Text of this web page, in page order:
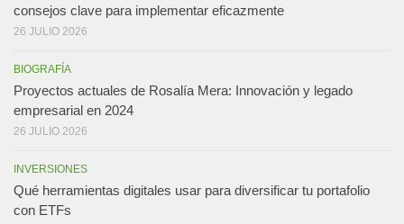
consejos clave para implementar eficazmente
26 JULIO 2026
BIOGRAFÍA
Proyectos actuales de Rosalía Mera: Innovación y legado
empresarial en 2024
26 JULIO 2026
INVERSIONES
Qué herramientas digitales usar para diversificar tu portafolio
con ETFs